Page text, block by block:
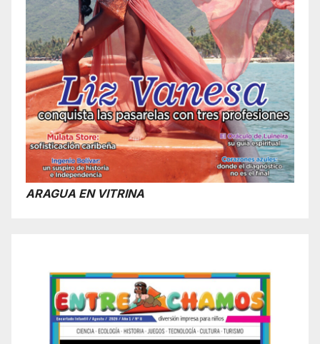
ARAGUA EN VITRINA